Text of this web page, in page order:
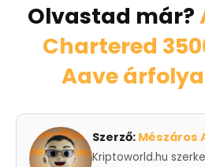
Olvastad már?
Chartered
Aave
Szerző: Mészáros
Kriptoworld.hu